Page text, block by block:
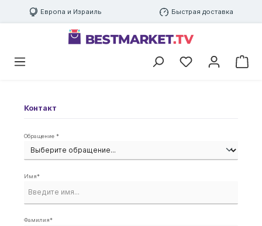
Европа и Израиль Быстрая доставка
Контакт
Обращение *
Имя*
Фамилия*